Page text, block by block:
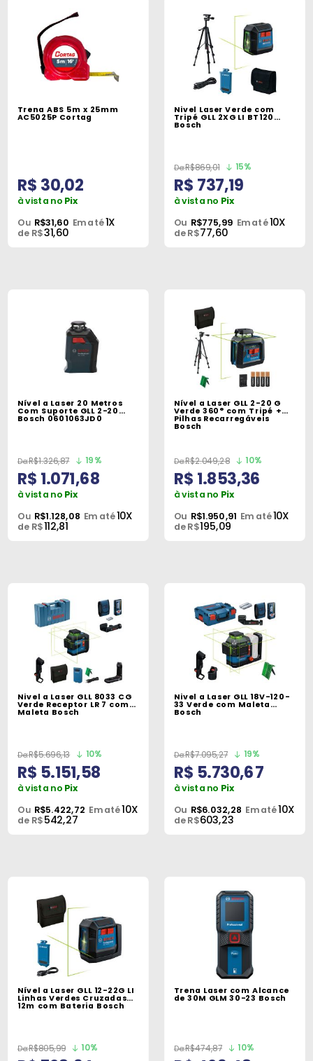
Trena ABS 5m x 25mm
AC5025P Cortag
R$ 30,02
à vista no Pix
Ou R$31,60 Em até1X
de R$31,60
Nivel Laser Verde com
Tripé GLL 2XG LI BT120
Bosch
R$869,01 15%
R$ 737,19
à vista no Pix
Ou R$775,99 Em até10X
de R$77,60
Nível a Laser 20 Metros
Com Suporte GLL 2-20
Bosch 0601063JD0
R$1.326,87 19%
R$ 1.071,68
à vista no Pix
Ou R$1.128,08 Em até10X
de R$112,81
Nível a Laser GLL 2-20 G
Verde 360° com Tripé +
Pilhas Recarregáveis
Bosch
R$2.049,28 10%
R$ 1.853,36
à vista no Pix
Ou R$1.950,91 Em até10X
de R$195,09
Nivel a Laser GLL 8033 CG
Verde Receptor LR 7 com
Maleta Bosch
R$5.696,13 10%
R$ 5.151,58
à vista no Pix
Ou R$5.422,72 Em até10X
de R$542,27
Nivel a Laser GLL 18V-120-
33 Verde com Maleta
Bosch
R$7.095,27 19%
R$ 5.730,67
à vista no Pix
Ou R$6.032,28 Em até10X
de R$603,23
Nível a Laser GLL 12-22G LI
Linhas Verdes Cruzadas
12m com Bateria Bosch
R$805,99 10%
Trena Laser com Alcance
de 30M GLM 30-23 Bosch
R$474,87 10%